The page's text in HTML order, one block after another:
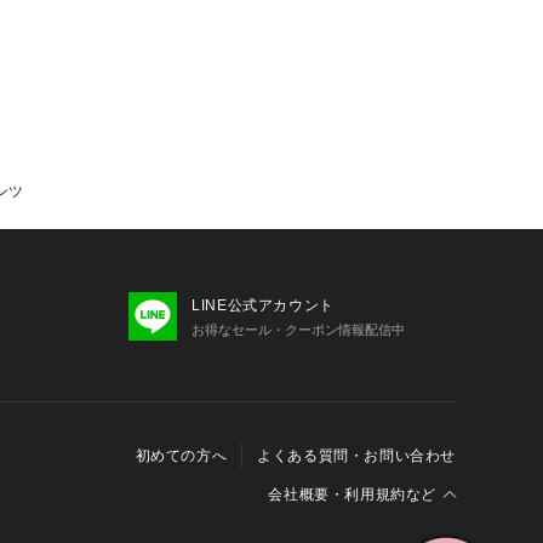
ツ
LINE公式アカウント
お得なセール・クーポン情報配信中
初めての方へ よくある質問・お問い合わせ
会社概要・利用規約など
特定商取引に関する法律に基づく表示